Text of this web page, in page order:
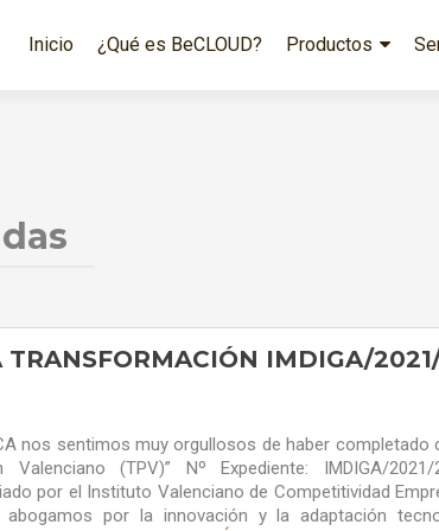
al
Inicio ¿Qué es BeCLOUD? Productos
TRANSFORMACIÓN IMDIGA/
nos sentimos muy orgullosos de haber
Valenciano (TPV)” Nº Expediente: IMDIGA/
por el Instituto Valenciano de Competitividad
abogamos por la innovación y la adaptación